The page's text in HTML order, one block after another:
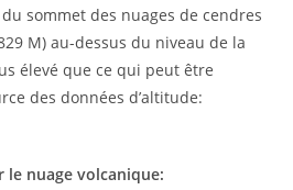
sommet des nuages de cendres
M) au-dessus du niveau de la
élevé que ce qui peut être
des données d’altitude:
nuage volcanique: